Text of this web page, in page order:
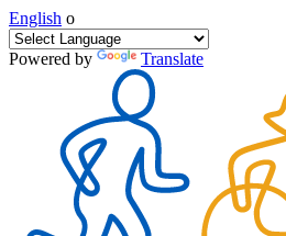
English o
Powered by Translate